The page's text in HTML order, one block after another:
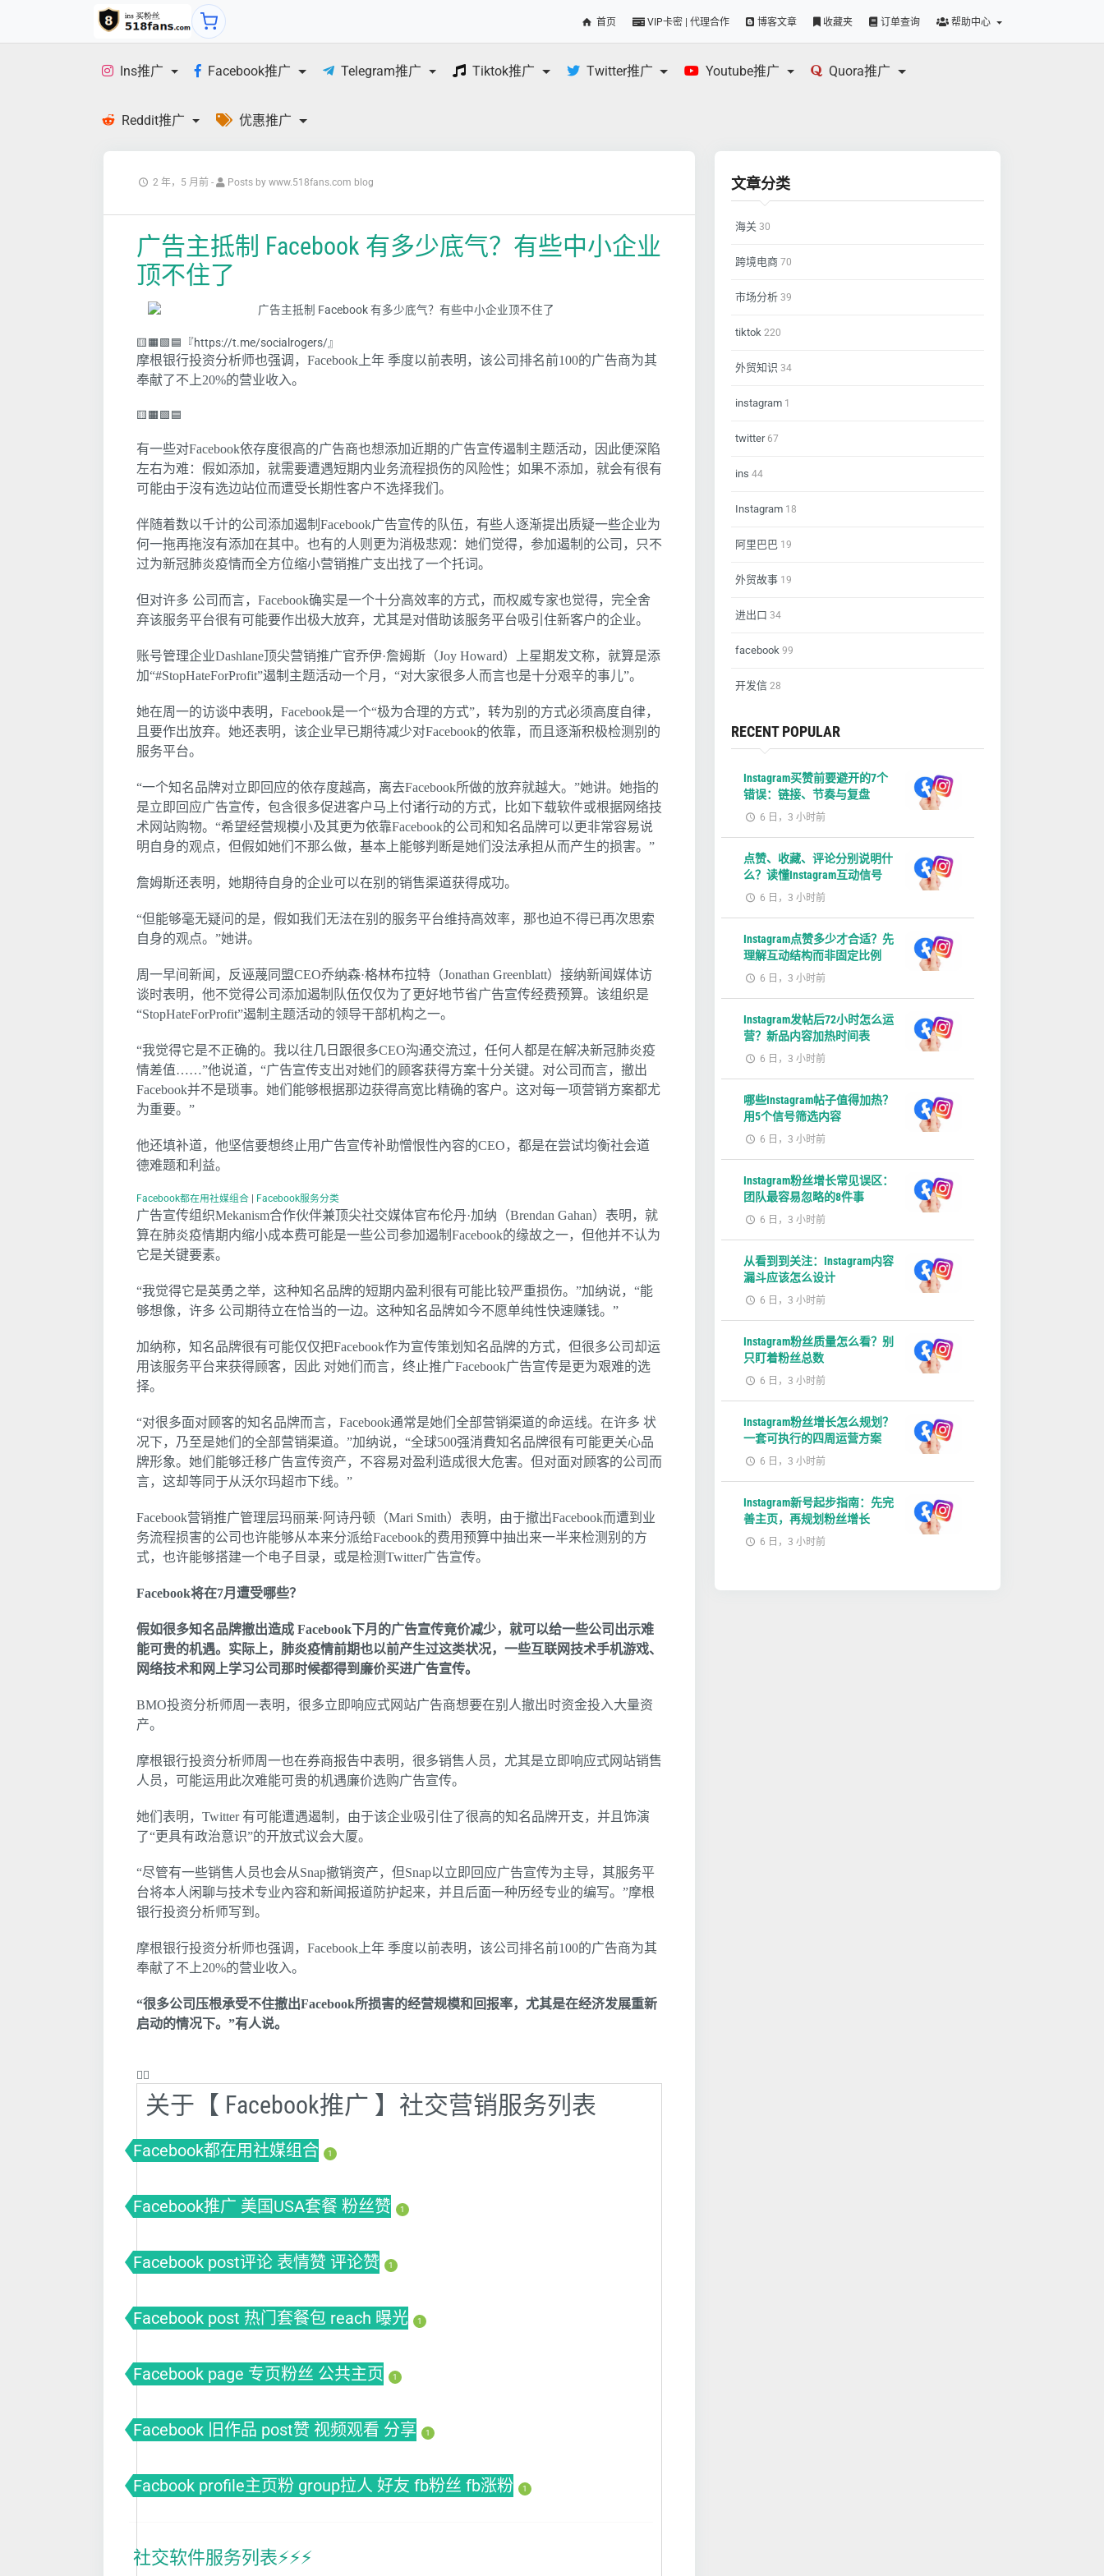
首页 VIP卡密 | 代理合作 博客文章 收藏夹 订单查询 帮助中心
Ins推广 Facebook推广 Telegram推广 Tiktok推广 Twitter推广 Youtube推广 Quora推广
Reddit推广 优惠推广
2 年，5 月前 - Posts by www.518fans.com blog
广告主抵制 Facebook 有多少底气？有些中小企业
顶不住了
🟨🟧🟩🟦『https://t.me/socialrogers/』
摩根银行投资分析师也强调，Facebook上年 季度以前表明，该公司排名前100的广告商为其
奉献了不上20%的营业收入。
🟨🟧🟩🟦
有一些对Facebook依存度很高的广告商也想添加近期的广告宣传遏制主题活动，因此便深陷
左右为难：假如添加，就需要遭遇短期内业务流程损伤的风险性；如果不添加，就会有很有
可能由于沒有选边站位而遭受长期性客户不选择我们。
伴随着数以千计的公司添加遏制Facebook广告宣传的队伍，有些人逐渐提出质疑一些企业为
何一拖再拖沒有添加在其中。也有的人则更为消极悲观：她们觉得，参加遏制的公司，只不
过为新冠肺炎疫情而全方位缩小营销推广支出找了一个托词。
但对许多 公司而言，Facebook确实是一个十分高效率的方式，而权威专家也觉得，完全舍
弃该服务平台很有可能要作出极大放弃，尤其是对借助该服务平台吸引住新客户的企业。
账号管理企业Dashlane顶尖营销推广官乔伊·詹姆斯（Joy Howard）上星期发文称，就算是添
加“#StopHateForProfit”遏制主题活动一个月，“对大家很多人而言也是十分艰辛的事儿”。
她在周一的访谈中表明，Facebook是一个“极为合理的方式”，转为别的方式必须高度自律，
且要作出放弃。她还表明，该企业早已期待减少对Facebook的依靠，而且逐渐积极检测别的
服务平台。
“一个知名品牌对立即回应的依存度越高，离去Facebook所做的放弃就越大。”她讲。她指的
是立即回应广告宣传，包含很多促进客户马上付诸行动的方式，比如下载软件或根据网络技
术网站购物。“希望经营规模小及其更为依靠Facebook的公司和知名品牌可以更非常容易说
明自身的观点，但假如她们不那么做，基本上能够判断是她们没法承担从而产生的损害。”
詹姆斯还表明，她期待自身的企业可以在别的销售渠道获得成功。
“但能够毫无疑问的是，假如我们无法在别的服务平台维持高效率，那也迫不得已再次思索
自身的观点。”她讲。
周一早间新闻，反诬蔑同盟CEO乔纳森·格林布拉特（Jonathan Greenblatt）接纳新闻媒体访
谈时表明，他不觉得公司添加遏制队伍仅仅为了更好地节省广告宣传经费预算。该组织是
“StopHateForProfit”遏制主题活动的领导干部机构之一。
“我觉得它是不正确的。我以往几日跟很多CEO沟通交流过，任何人都是在解决新冠肺炎疫
情差值……”他说道，“广告宣传支出对她们的顾客获得方案十分关键。对公司而言，撤出
Facebook并不是琐事。她们能够根据那边获得高宽比精确的客户。这对每一项营销方案都尤
为重要。”
他还填补道，他坚信要想终止用广告宣传补助憎恨性內容的CEO，都是在尝试均衡社会道
德难题和利益。
Facebook都在用社媒组合 Facebook服务分类
广告宣传组织Mekanism合作伙伴兼顶尖社交媒体官布伦丹·加纳（Brendan Gahan）表明，就
算在肺炎疫情期内缩小成本费可能是一些公司参加遏制Facebook的缘故之一，但他并不认为
它是关键要素。
“我觉得它是英勇之举，这种知名品牌的短期内盈利很有可能比较严重损伤。”加纳说，“能
够想像，许多 公司期待立在恰当的一边。这种知名品牌如今不愿单纯性快速赚钱。”
加纳称，知名品牌很有可能仅仅把Facebook作为宣传策划知名品牌的方式，但很多公司却运
用该服务平台来获得顾客，因此 对她们而言，终止推广Facebook广告宣传是更为艰难的选
择。
“对很多面对顾客的知名品牌而言，Facebook通常是她们全部营销渠道的命运线。在许多 状
况下，乃至是她们的全部营销渠道。”加纳说，“全球500强消費知名品牌很有可能更关心品
牌形象。她们能够迁移广告宣传资产，不容易对盈利造成很大危害。但对面对顾客的公司而
言，这却等同于从沃尔玛超市下线。”
Facebook营销推广管理层玛丽莱·阿诗丹顿（Mari Smith）表明，由于撤出Facebook而遭到业
务流程损害的公司也许能够从本来分派给Facebook的费用预算中抽出来一半来检测别的方
式，也许能够搭建一个电子目录，或是检测Twitter广告宣传。
Facebook将在7月遭受哪些？
假如很多知名品牌撤出造成 Facebook下月的广告宣传竟价减少，就可以给一些公司出示难
能可贵的机遇。实际上，肺炎疫情前期也以前产生过这类状况，一些互联网技术手机游戏、
网络技术和网上学习公司那时候都得到廉价买进广告宣传。
BMO投资分析师周一表明，很多立即响应式网站广告商想要在别人撤出时资金投入大量资
产。
摩根银行投资分析师周一也在券商报告中表明，很多销售人员，尤其是立即响应式网站销售
人员，可能运用此次难能可贵的机遇廉价选购广告宣传。
她们表明，Twitter 有可能遭遇遏制，由于该企业吸引住了很高的知名品牌开支，并且饰演
了“更具有政治意识”的开放式议会大厦。
“尽管有一些销售人员也会从Snap撤销资产，但Snap以立即回应广告宣传为主导，其服务平
台将本人闲聊与技术专业內容和新闻报道防护起来，并且后面一种历经专业的编写。”摩根
银行投资分析师写到。
摩根银行投资分析师也强调，Facebook上年 季度以前表明，该公司排名前100的广告商为其
奉献了不上20%的营业收入。
“很多公司压根承受不住撤出Facebook所损害的经营规模和回报率，尤其是在经济发展重新
启动的情况下。”有人说。
❤️‍🔥
关于【 Facebook推广 】社交营销服务列表
Facebook都在用社媒组合 1
Facebook推广 美国USA套餐 粉丝赞 1
Facebook post评论 表情赞 评论赞 1
Facebook post 热门套餐包 reach 曝光 1
Facebook page 专页粉丝 公共主页 1
Facebook 旧作品 post赞 视频观看 分享 1
Facbook profile主页粉 group拉人 好友 fb粉丝 fb涨粉 1
社交软件服务列表⚡️⚡️⚡️
文章分类
海关 30
跨境电商 70
市场分析 39
tiktok 220
外贸知识 34
instagram 1
twitter67
ins 44
Instagram 18
阿里巴巴 19
外贸故事 19
进出口 34
facebook 99
开发信 28
RECENT POPULAR
Instagram买赞前要避开的7个
错误：链接、节奏与复盘
6 日，3 小时前
点赞、收藏、评论分别说明什
么？读懂Instagram互动信号
6 日，3 小时前
Instagram点赞多少才合适？先
理解互动结构而非固定比例
6 日，3 小时前
Instagram发帖后72小时怎么运
营？新品内容加热时间表
6 日，3 小时前
哪些Instagram帖子值得加热？
用5个信号筛选内容
6 日，3 小时前
Instagram粉丝增长常见误区：
团队最容易忽略的8件事
6 日，3 小时前
从看到到关注：Instagram内容
漏斗应该怎么设计
6 日，3 小时前
Instagram粉丝质量怎么看？别
只盯着粉丝总数
6 日，3 小时前
Instagram粉丝增长怎么规划？
一套可执行的四周运营方案
6 日，3 小时前
Instagram新号起步指南：先完
善主页，再规划粉丝增长
6 日，3 小时前